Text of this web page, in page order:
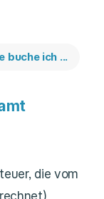
buche ich ...
die vom